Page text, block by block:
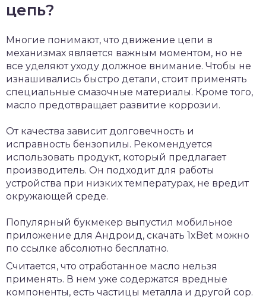
цепь?
Многие понимают, что движение цепи в
механизмах является важным моментом, но не
все уделяют уходу должное внимание. Чтобы не
изнашивались быстро детали, стоит применять
специальные смазочные материалы. Кроме того,
масло предотвращает развитие коррозии.
От качества зависит долговечность и
исправность бензопилы. Рекомендуется
использовать продукт, который предлагает
производитель. Он подходит для работы
устройства при низких температурах, не вредит
окружающей среде.
Популярный букмекер выпустил мобильное
приложение для Андроид, скачать 1xBet можно
по ссылке абсолютно бесплатно.
Считается, что отработанное масло нельзя
применять. В нем уже содержатся вредные
компоненты, есть частицы металла и другой сор.